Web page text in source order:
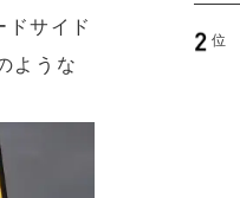
サイド
ような